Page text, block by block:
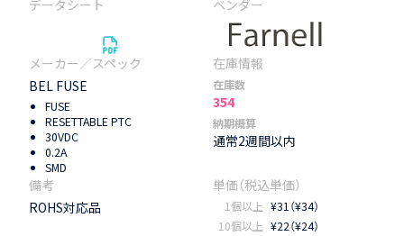
BEL FUSE
FUSE
RESETTABLE PTC
30VDC
0.2A
SMD
在庫数
354
納期概算
通常2週間以内
ROHS対応品 1個以上 ¥31（¥34）
10個以上 ¥22（¥24）